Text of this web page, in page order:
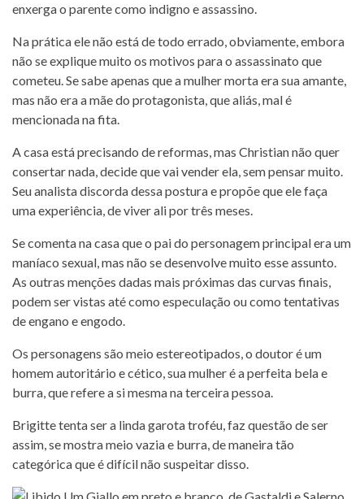
enxerga o parente como indigno e assassino.
Na prática ele não está de todo errado, obviamente, embora
não se explique muito os motivos para o assassinato que
cometeu. Se sabe apenas que a mulher morta era sua amante,
mas não era a mãe do protagonista, que aliás, mal é
mencionada na fita.
A casa está precisando de reformas, mas Christian não quer
consertar nada, decide que vai vender ela, sem pensar muito.
Seu analista discorda dessa postura e propõe que ele faça
uma experiência, de viver ali por três meses.
Se comenta na casa que o pai do personagem principal era um
maníaco sexual, mas não se desenvolve muito esse assunto.
As outras menções dadas mais próximas das curvas finais,
podem ser vistas até como especulação ou como tentativas
de engano e engodo.
Os personagens são meio estereotipados, o doutor é um
homem autoritário e cético, sua mulher é a perfeita bela e
burra, que refere a si mesma na terceira pessoa.
Brigitte tenta ser a linda garota troféu, faz questão de ser
assim, se mostra meio vazia e burra, de maneira tão
categórica que é difícil não suspeitar disso.